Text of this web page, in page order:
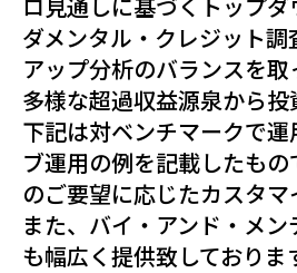
ダメンタル・クレジット
アップ分析のバランスを取
多様な超過収益源泉から投
下記は対ベンチマークで運
ブ運用の例を記載したも
のご要望に応じたカスタマ
また、バイ・アンド・メ
も幅広く提供致しておりま